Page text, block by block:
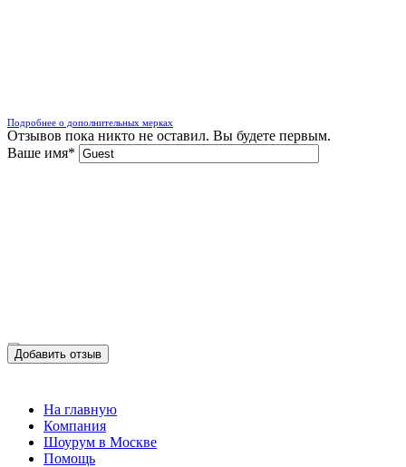
Подробнее о дополнительных мерках
Отзывов пока никто не оставил. Вы будете первым.
Ваше имя*
Добавить отзыв
На главную
Компания
Шоурум в Москве
Помощь